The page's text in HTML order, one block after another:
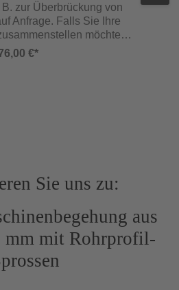
zur Überbrückung von
Anfrage. Falls Sie Ihre
möchten,
Sie bitte die Infoseite
für Ortsfeste
doppelreihigem Lochbild.
Zubehör und
Sprossenabstand
Leiterbreite (ohne
Lichte Weite 400 mm
€*
Sie uns zu:
aus
mm mit Rohrprofil-